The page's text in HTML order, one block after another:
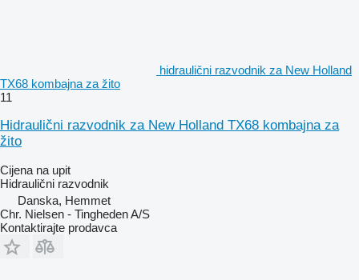
hidraulični razvodnik za New Holland
TX68 kombajna za žito
11
Hidraulični razvodnik za New Holland TX68 kombajna za
žito
Cijena na upit
Hidraulični razvodnik
Danska, Hemmet
Chr. Nielsen - Tingheden A/S
Kontaktirajte prodavca